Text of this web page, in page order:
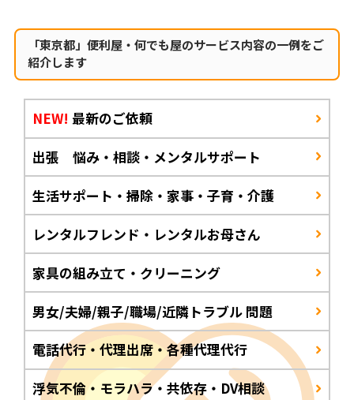
「東京都」便利屋・何でも屋のサービス内容の一例をご
紹介します
NEW! 最新のご依頼
出張 悩み・相談・メンタルサポート
生活サポート・掃除・家事・子育・介護
レンタルフレンド・レンタルお母さん
家具の組み立て・クリーニング
男女/夫婦/親子/職場/近隣トラブル 問題
電話代行・代理出席・各種代理代行
浮気不倫・モラハラ・共依存・DV相談